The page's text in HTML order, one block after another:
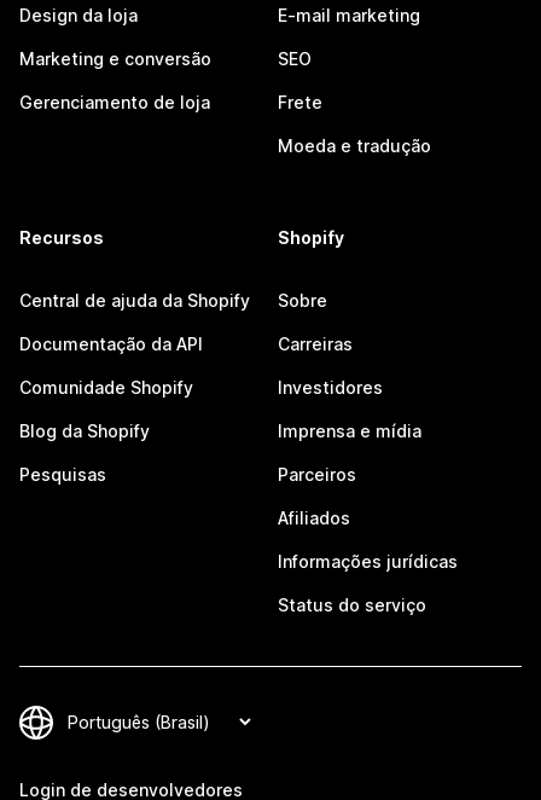
Design da loja
Marketing e conversão
Gerenciamento de loja
E-mail marketing
SEO
Frete
Moeda e tradução
Recursos
Central de ajuda da Shopify
Documentação da API
Comunidade Shopify
Blog da Shopify
Pesquisas
Shopify
Sobre
Carreiras
Investidores
Imprensa e mídia
Parceiros
Afiliados
Informações jurídicas
Status do serviço
Login de desenvolvedores